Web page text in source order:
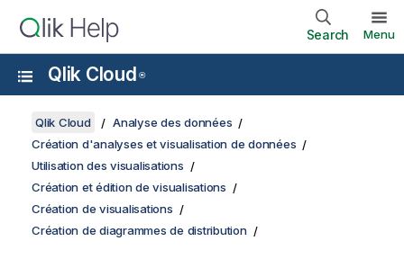
Search Menu
Qlik Cloud ®
Qlik Cloud
Analyse des données
Création d'analyses et visualisation de données
Utilisation des visualisations
Création et édition de visualisations
Création de visualisations
Création de diagrammes de distribution